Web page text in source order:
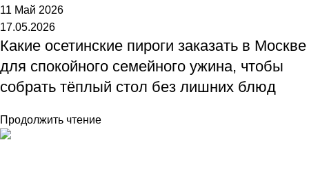
11 Май 2026
17.05.2026
Какие осетинские пироги заказать в Москве
для спокойного семейного ужина, чтобы
собрать тёплый стол без лишних блюд
Продолжить чтение